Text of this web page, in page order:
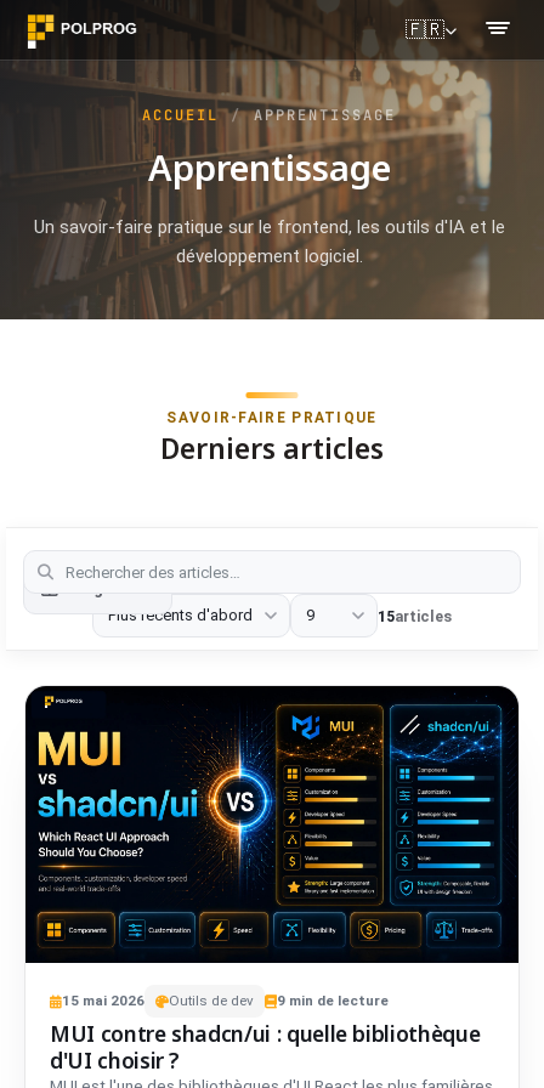
🇫🇷
Apprentissage
Un savoir-faire pratique sur le frontend, les outils d'IA et le
développement logiciel.
ACCUEIL APPRENTISSAGE
SAVOIR-FAIRE PRATIQUE
Derniers articles
15articles
15 mai 2026 Outils de dev 9 min de lecture
MUI contre shadcn/ui : quelle bibliothèque
d'UI choisir ?